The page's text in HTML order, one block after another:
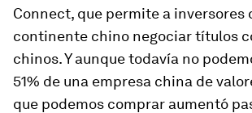
Connect, que permite a inversores
continente chino negociar títulos
chinos. Y aunque todavía no
51% de una empresa china de
que podemos comprar aumentó